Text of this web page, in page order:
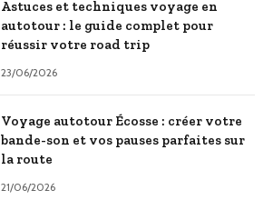
Astuces et techniques voyage en
autotour : le guide complet pour
réussir votre road trip
23/06/2026
Voyage autotour Écosse : créer votre
bande-son et vos pauses parfaites sur
la route
21/06/2026